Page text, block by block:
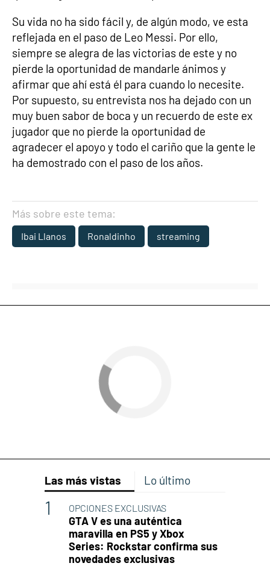
Su vida no ha sido fácil y, de algún modo, ve esta
reflejada en el paso de Leo Messi. Por ello,
siempre se alegra de las victorias de este y no
pierde la oportunidad de mandarle ánimos y
afirmar que ahí está él para cuando lo necesite.
Por supuesto, su entrevista nos ha dejado con un
muy buen sabor de boca y un recuerdo de este ex
jugador que no pierde la oportunidad de
agradecer el apoyo y todo el cariño que la gente le
ha demostrado con el paso de los años.
Más sobre este tema:
Ibai Llanos Ronaldinho streaming
Las más vistas Lo último
OPCIONES EXCLUSIVAS
GTA V es una auténtica
maravilla en PS5 y Xbox
Series: Rockstar confirma sus
novedades exclusivas